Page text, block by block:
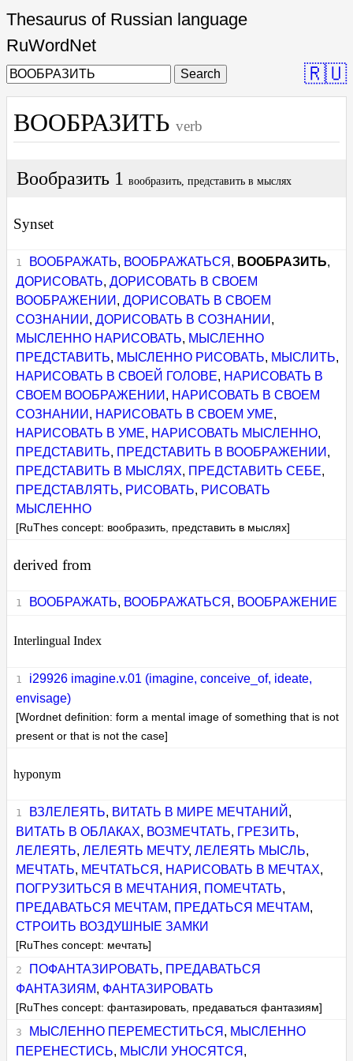
Thesaurus of Russian language
RuWordNet
Search 🇷🇺
ВООБРАЗИТЬ verb
Вообразить 1 вообразить, представить в мыслях
Synset
ВООБРАЖАТЬ, ВООБРАЖАТЬСЯ , ВООБРАЗИТЬ,
ДОРИСОВАТЬ,ДОРИСОВАТЬ В СВОЕМ
ВООБРАЖЕНИИ ,ДОРИСОВАТЬ В СВОЕМ
СОЗНАНИИ ,ДОРИСОВАТЬ В СОЗНАНИИ ,
МЫСЛЕННО НАРИСОВАТЬ, МЫСЛЕННО
ПРЕДСТАВИТЬ, МЫСЛЕННО РИСОВАТЬ, МЫСЛИТЬ,
НАРИСОВАТЬ В СВОЕЙ ГОЛОВЕ, НАРИСОВАТЬ В
СВОЕМ ВООБРАЖЕНИИ , НАРИСОВАТЬ В СВОЕМ
СОЗНАНИИ , НАРИСОВАТЬ В СВОЕМ УМЕ,
НАРИСОВАТЬ В УМЕ, НАРИСОВАТЬ МЫСЛЕННО,
ПРЕДСТАВИТЬ, ПРЕДСТАВИТЬ В ВООБРАЖЕНИИ ,
ПРЕДСТАВИТЬ В МЫСЛЯХ, ПРЕДСТАВИТЬ СЕБЕ,
ПРЕДСТАВЛЯТЬ, РИСОВАТЬ, РИСОВАТЬ
МЫСЛЕННО
[RuThes concept: вообразить, представить в мыслях]
derived from
ВООБРАЖАТЬ, ВООБРАЖАТЬСЯ , ВООБРАЖЕНИЕ
Interlingual Index
i29926 imagine.v.01 (imagine, conceive_of, ideate,
envisage)
[Wordnet definition: form a mental image of something that is not
present or that is not the case]
hyponym
ВЗЛЕЛЕЯТЬ, ВИТАТЬ В МИРЕ МЕЧТАНИЙ ,
ВИТАТЬ В ОБЛАКАХ, ВОЗМЕЧТАТЬ, ГРЕЗИТЬ,
ЛЕЛЕЯТЬ,ЛЕЛЕЯТЬ МЕЧТУ,ЛЕЛЕЯТЬ МЫСЛЬ,
МЕЧТАТЬ, МЕЧТАТЬСЯ , НАРИСОВАТЬ В МЕЧТАХ,
ПОГРУЗИТЬСЯ В МЕЧТАНИЯ , ПОМЕЧТАТЬ,
ПРЕДАВАТЬСЯ МЕЧТАМ, ПРЕДАТЬСЯ МЕЧТАМ,
СТРОИТЬ ВОЗДУШНЫЕ ЗАМКИ
[RuThes concept: мечтать]
ПОФАНТАЗИРОВАТЬ, ПРЕДАВАТЬСЯ
ФАНТАЗИЯМ, ФАНТАЗИРОВАТЬ
[RuThes concept: фантазировать, предаваться фантазиям]
МЫСЛЕННО ПЕРЕМЕСТИТЬСЯ , МЫСЛЕННО
ПЕРЕНЕСТИСЬ, МЫСЛИ УНОСЯТСЯ ,